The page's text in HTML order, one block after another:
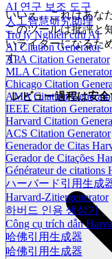
AI 연구 보조 도구
人工智慧研究助理
Trợ lý Nghiên cứu AI
AI Citation Generator
APA Citation Generator
MLA Citation Generator
Chicago Citation
AMA Citation
IEEE Citation Generator
Harvard Citation
ACS Citation Generator
Generador de Citas
Gerador de Citações
Générateur de citations
ハーバード引用生成
Harvard-Zitiergenerator
하버드 인용 생성기
Công cụ trích dẫn
哈佛引用生成器
哈佛引用生成器
いいえ。これはあな
このツールは批評と
いライターになるた
す。
レビュー過程は安